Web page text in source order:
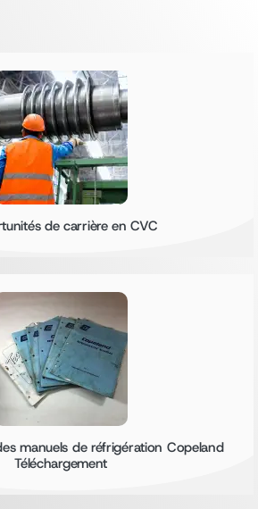
de carrière en CVC
manuels de réfrigération Copeland
Téléchargement